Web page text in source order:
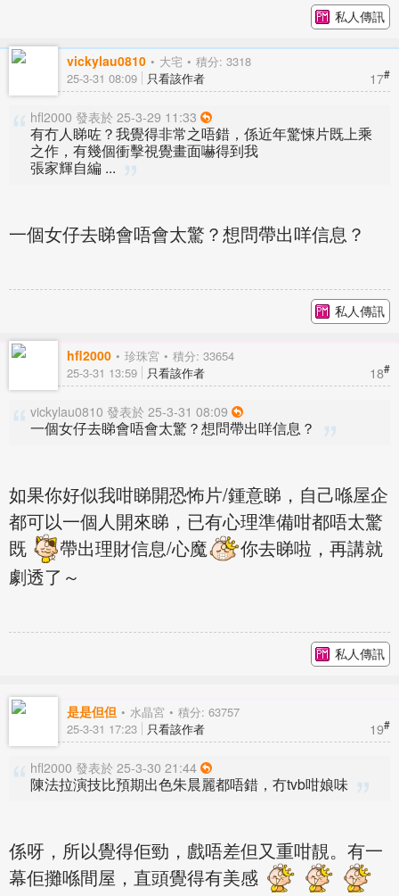
私人傳訊
vickylau0810 大宅 積分: 3318
17#
25-3-31 08:09 只看該作者
hfl2000 發表於 25-3-29 11:33
有冇人睇咗？我覺得非常之唔錯，係近年驚悚片既上乘
之作，有幾個衝擊視覺畫面嚇得到我
張家輝自編 ...
一個女仔去睇會唔會太驚？想問帶出咩信息？
私人傳訊
hfl2000 珍珠宮 積分: 33654
18#
25-3-31 13:59 只看該作者
vickylau0810 發表於 25-3-31 08:09
一個女仔去睇會唔會太驚？想問帶出咩信息？
如果你好似我咁睇開恐怖片/鍾意睇，自己喺屋企
都可以一個人開來睇，已有心理準備咁都唔太驚
既
帶出理財信息/心魔
你去睇啦，再講就
劇透了～
私人傳訊
是是但但 水晶宮 積分: 63757
19#
25-3-31 17:23 只看該作者
hfl2000 發表於 25-3-30 21:44
陳法拉演技比預期出色朱晨麗都唔錯，冇tvb咁娘味
係呀，所以覺得佢勁，戲唔差但又重咁靚。有一
幕佢攤喺間屋，直頭覺得有美感